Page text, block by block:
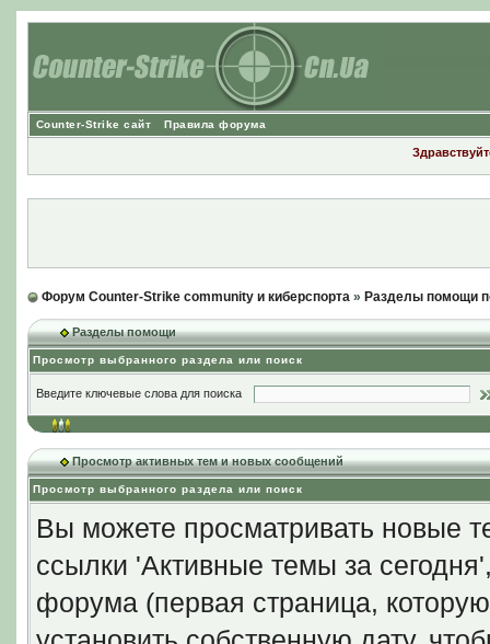
Counter-Strike сайт Правила форума
Форум Counter-Strike community и киберспорта» Разделы помощи
Разделы помощи
Просмотр выбранного раздела или поиск
Введите ключевые слова для поиска
Просмотр активных тем и новых сообщений
Просмотр выбранного раздела или поиск
Вы можете просматривать новые
ссылки 'Активные темы за
форума (первая страница,